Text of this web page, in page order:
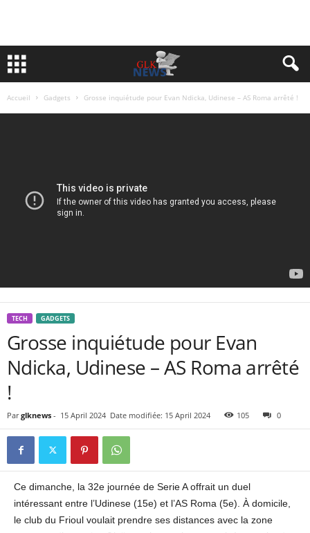
Accueil Gadgets Grosse inquiétude pour Evan Ndicka, Udinese – AS Roma arrêté !
TECH GADGETS
Grosse inquiétude pour Evan
Ndicka, Udinese – AS Roma arrêté
!
Par glknews - 15 April 2024 Date modifiée: 15 April 2024 105 0
Ce dimanche, la 32e journée de Serie A offrait un duel
intéressant entre l’Udinese (15e) et l’AS Roma (5e). À domicile,
le club du Frioul voulait prendre ses distances avec la zone